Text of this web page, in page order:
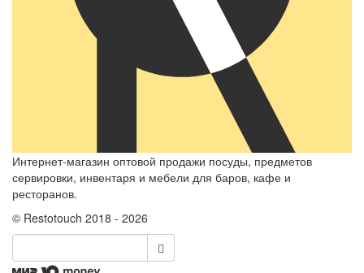
Интернет-магазин оптовой продажи посуды, предметов
сервировки, инвентаря и мебели для баров, кафе и
ресторанов.
© Restotouch 2018 - 2026